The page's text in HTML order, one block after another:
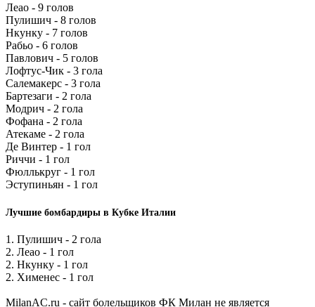
Леао - 9 голов
Пулишич - 8 голов
Нкунку - 7 голов
Рабьо - 6 голов
Павлович - 5 голов
Лофтус-Чик - 3 гола
Салемакерс - 3 гола
Бартезаги - 2 гола
Модрич - 2 гола
Фофана - 2 гола
Атекаме - 2 гола
Де Винтер - 1 гол
Риччи - 1 гол
Фюллькруг - 1 гол
Эступиньян - 1 гол
Лучшие бомбардиры в Кубке Италии
1. Пулишич - 2 гола
2. Леао - 1 гол
2. Нкунку - 1 гол
2. Хименес - 1 гол
MilanAC.ru - сайт болельщиков ФК Милан не является